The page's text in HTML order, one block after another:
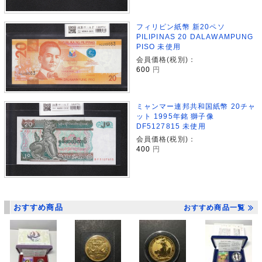
フィリピン紙幣 新20ペソ
PILIPINAS 20 DALAWAMPUNG
PISO 未使用
会員価格(税別)：
600 円
ミャンマー連邦共和国紙幣 20チャ
ット 1995年銘 獅子像
DF5127815 未使用
会員価格(税別)：
400 円
おすすめ商品 おすすめ商品一覧